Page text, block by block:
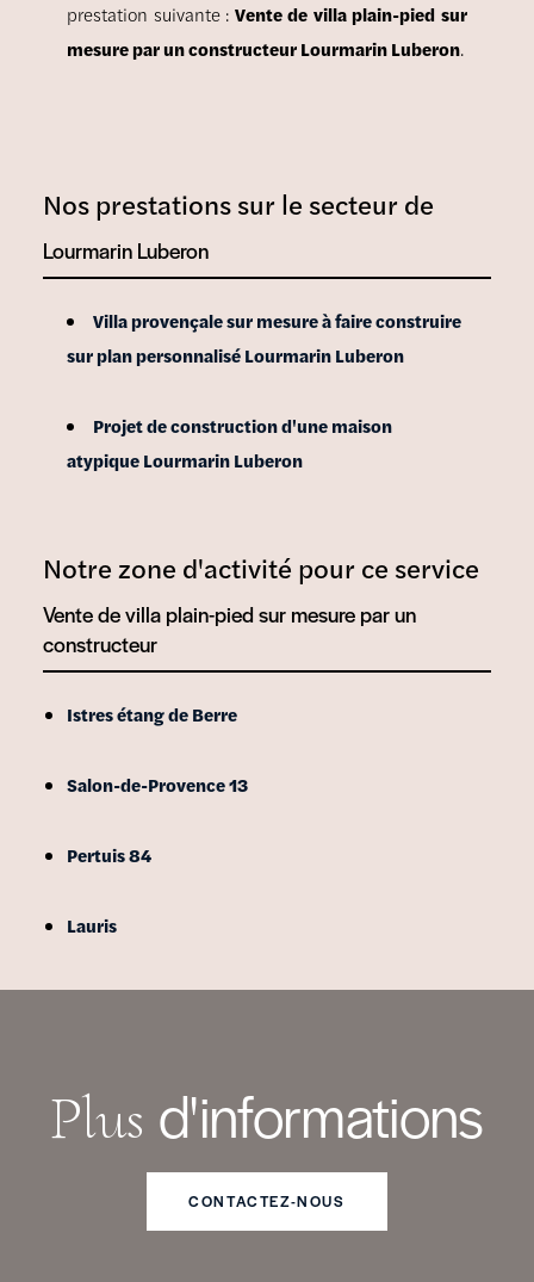
prestation suivante : Vente de villa plain-pied sur
mesure par un constructeur Lourmarin Luberon.
Nos prestations sur le secteur de
Lourmarin Luberon
Villa provençale sur mesure à faire construire
sur plan personnalisé Lourmarin Luberon
Projet de construction d'une maison
atypique Lourmarin Luberon
Notre zone d'activité pour ce service
Vente de villa plain-pied sur mesure par un
constructeur
Istres étang de Berre
Salon-de-Provence 13
Pertuis 84
Lauris
Plus d'informations
CONTACTEZ-NOUS